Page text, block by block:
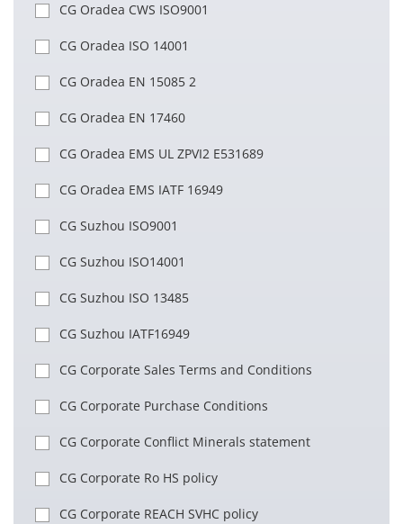
CG Oradea CWS ISO9001
CG Oradea ISO 14001
CG Oradea EN 15085 2
CG Oradea EN 17460
CG Oradea EMS UL ZPVI2 E531689
CG Oradea EMS IATF 16949
CG Suzhou ISO9001
CG Suzhou ISO14001
CG Suzhou ISO 13485
CG Suzhou IATF16949
CG Corporate Sales Terms and Conditions
CG Corporate Purchase Conditions
CG Corporate Conflict Minerals statement
CG Corporate Ro HS policy
CG Corporate REACH SVHC policy